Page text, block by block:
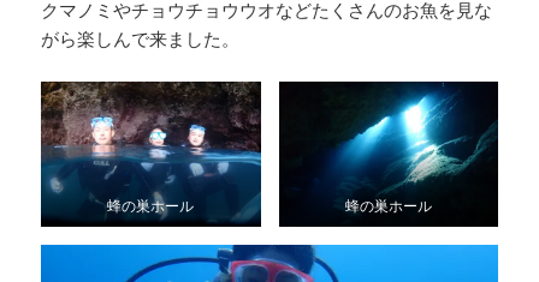
クマノミやチョウチョウウオなどたくさんのお魚を見な
がら楽しんで来ました。
蜂の巣ホール 蜂の巣ホール